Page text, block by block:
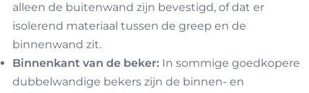
alleen de buitenwand zijn bevestigd, of dat er
isolerend materiaal tussen de greep en de
binnenwand zit.
Binnenkant van de beker: In sommige goedkopere
dubbelwandige bekers zijn de binnen- en